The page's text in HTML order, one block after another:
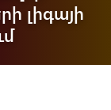
լիգայի